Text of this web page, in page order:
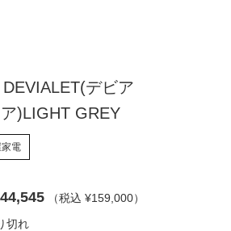
DEVIALET(デビア
)LIGHT GREY
電
（税込 ¥159,000）
切れ